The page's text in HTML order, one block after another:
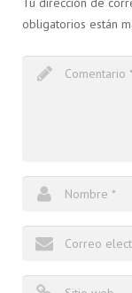
obligatorios están